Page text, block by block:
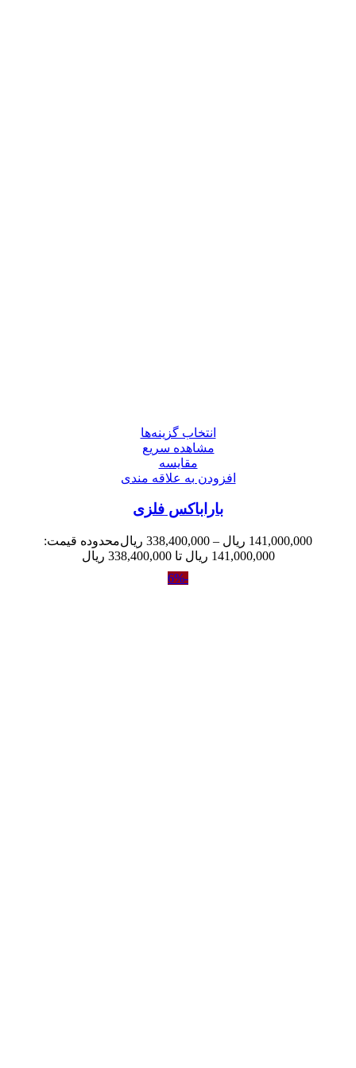
انتخاب گزینه‌ها
مشاهده سریع
مقایسه
افزودن به علاقه مندی
باراباکس فلزی
141,000,000 ریال –
338,400,000 ریالمحدوده قیمت:
141,000,000 ریال تا 338,400,000 ریال
-6%